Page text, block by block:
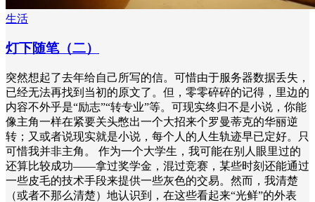
生活
灯下随笔（二）
突然想起了去年给自己所写的信。可惜由于服务器数据丢失，
已经无法再找到当初的原文了。但，零零碎碎的记得，里边的
内容不外乎是“励志”“转专业”等。可现实终归不是小说，你能
像主角一样在紧要关头憋出一个大招来个罗曼蒂克的华丽逆
转；又或者说现实就是小说，每个人的人生轨迹早已定好。只
可惜我并非主角。 作为一个大学生，我可能在别人眼里过的
还算比较成功——拿过奖学金，混过竞赛，某些时刻还能通过
一些皮毛的技术手段来提供一些灰色的交易。然而，我清楚
（或者不那么清楚）地认识到，在这些看起来“光鲜”的外表